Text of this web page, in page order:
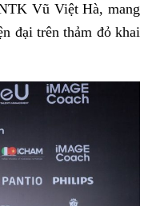
Vũ Việt Hà, mang
đại trên thảm đỏ khai